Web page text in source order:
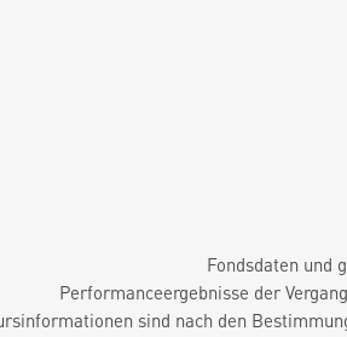
Fondsdaten und
Performanceergebnisse der
sind nach den